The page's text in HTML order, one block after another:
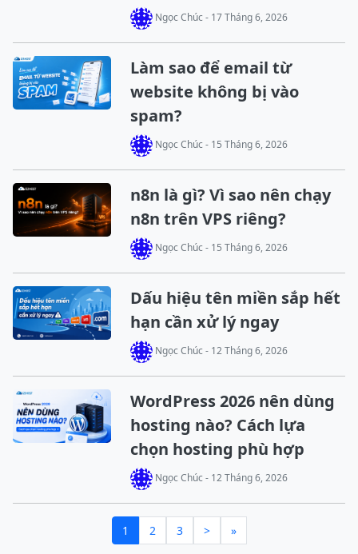
Ngọc Chúc - 17 Tháng 6, 2026
Làm sao để email từ
website không bị vào
spam?
Ngọc Chúc - 15 Tháng 6, 2026
n8n là gì? Vì sao nên chạy
n8n trên VPS riêng?
Ngọc Chúc - 15 Tháng 6, 2026
Dấu hiệu tên miền sắp hết
hạn cần xử lý ngay
Ngọc Chúc - 12 Tháng 6, 2026
WordPress 2026 nên dùng
hosting nào? Cách lựa
chọn hosting phù hợp
Ngọc Chúc - 12 Tháng 6, 2026
1 2 3 > »